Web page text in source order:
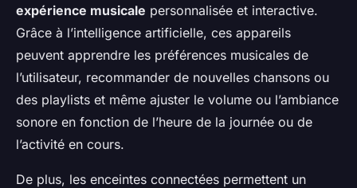
expérience musicale personnalisée et interactive.
Grâce à l’intelligence artificielle, ces appareils
peuvent apprendre les préférences musicales de
l’utilisateur, recommander de nouvelles chansons ou
des playlists et même ajuster le volume ou l’ambiance
sonore en fonction de l’heure de la journée ou de
l’activité en cours.
De plus, les enceintes connectées permettent un